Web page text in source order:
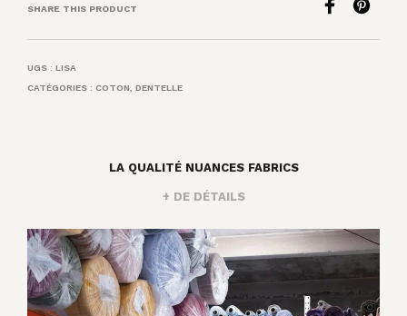
SHARE THIS PRODUCT
UGS : LISA
CATÉGORIES : COTON, DENTELLE
LA QUALITÉ NUANCES FABRICS
+ DE DÉTAILS